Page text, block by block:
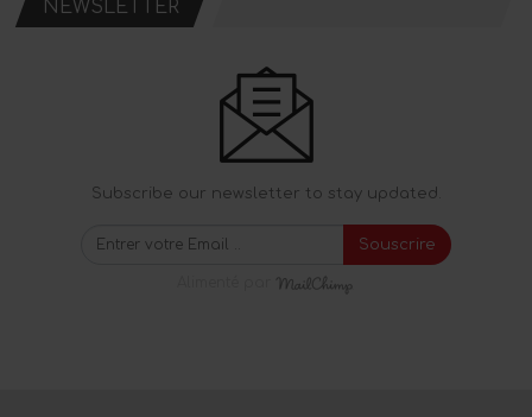
NEWSLETTER
Subscribe our newsletter to stay updated.
Souscrire